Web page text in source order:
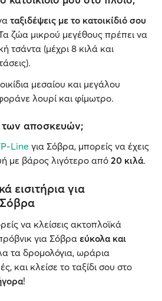
ταξιδέψεις με το κατοικίδιό σου
ζώα μικρού μεγέθους πρέπει να
τσάντα (μέχρι 8 κιλά και
μεσαίου και μεγάλου
λουρί και φίμωτρο.
των αποσκευών;
Line για Σόβρα, μπορείς να έχεις
με βάρος λιγότερο από 20 κιλά.
εισιτήρια για
να κλείσεις ακτοπλοϊκά
για Σόβρα εύκολα και
τα δρομολόγια, ωράρια
και κλείσε το ταξίδι σου στο
!